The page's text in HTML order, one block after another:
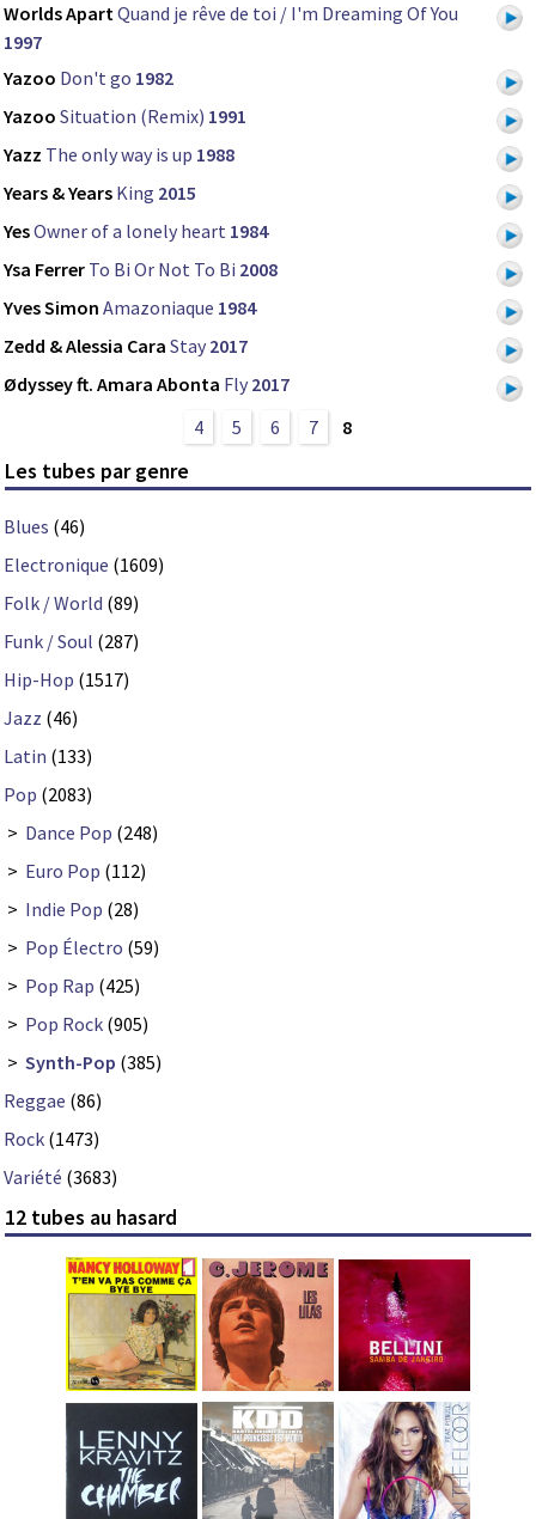
Worlds ApartQuand je rêve de toi / I'm Dreaming Of You
1997
Yazoo Don't go 1982
Yazoo Situation (Remix) 1991
Yazz The only way is up 1988
Years & Years King 2015
YesOwner of a lonely heart 1984
Ysa Ferrer To Bi Or Not To Bi 2008
Yves Simon Amazoniaque 1984
Zedd & Alessia Cara Stay 2017
Ødyssey ft. Amara Abonta Fly 2017
4
5 6 7 8
Les tubes par genre
Blues (46)
Electronique (1609)
Folk / World (89)
Funk / Soul (287)
Hip-Hop (1517)
Jazz (46)
Latin (133)
Pop (2083)
> Dance Pop (248)
> Euro Pop (112)
> Indie Pop (28)
> Pop Électro (59)
> Pop Rap (425)
> Pop Rock (905)
> Synth-Pop (385)
Reggae (86)
Rock (1473)
Variété (3683)
12 tubes au hasard